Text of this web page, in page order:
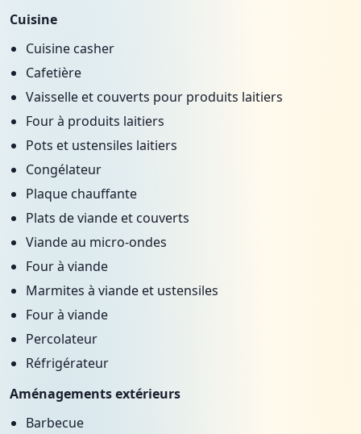
Cuisine
Cuisine casher
Cafetière
Vaisselle et couverts pour produits laitiers
Four à produits laitiers
Pots et ustensiles laitiers
Congélateur
Plaque chauffante
Plats de viande et couverts
Viande au micro-ondes
Four à viande
Marmites à viande et ustensiles
Four à viande
Percolateur
Réfrigérateur
Aménagements extérieurs
Barbecue